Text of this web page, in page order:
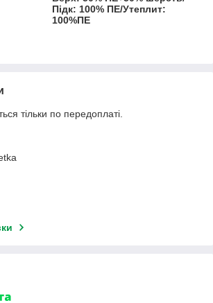
Підк: 100% ПЕ/Утеплит:
100%ПЕ
тільки по передоплаті.